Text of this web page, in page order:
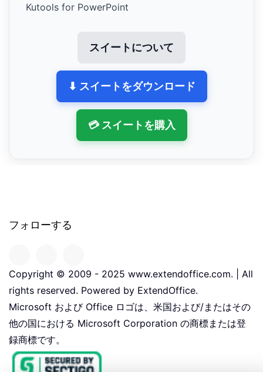
Kutools for PowerPoint
スイートについて
⬇ スイートをダウンロード
💳 スイートを購入
フォローする
Copyright © 2009 - 2025 www.extendoffice.com. | All
rights reserved. Powered by ExtendOffice.
Microsoft および Office ロゴは、米国および/またはその
他の国における Microsoft Corporation の商標または登
録商標です。